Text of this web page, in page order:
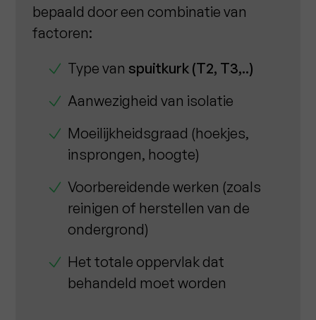
bepaald door een combinatie van
factoren:
Type van spuitkurk (T2, T3,..)
Aanwezigheid van isolatie
Moeilijkheidsgraad (hoekjes,
insprongen, hoogte)
Voorbereidende werken (zoals
reinigen of herstellen van de
ondergrond)
Het totale oppervlak dat
behandeld moet worden